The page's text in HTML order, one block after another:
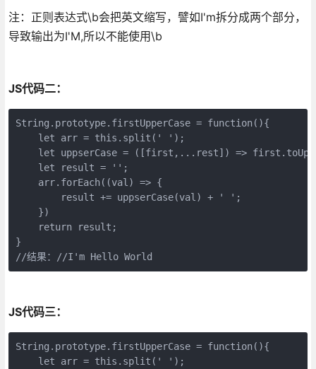
注：正则表达式\b会把英文缩写，譬如I'm拆分成两个部分，
导致输出为I'M,所以不能使用\b
JS代码二：
String.prototype.firstUpperCase = function(){
    let arr = this.split(' ');
let uppserCase = ([first,...rest]) =>
    let result = '';
    arr.forEach((val) => {
        result += uppserCase(val) + ' ';
    })
    return result;
}
//结果：//I'm Hello World
JS代码三：
String.prototype.firstUpperCase = function(){
    let arr = this.split(' ');